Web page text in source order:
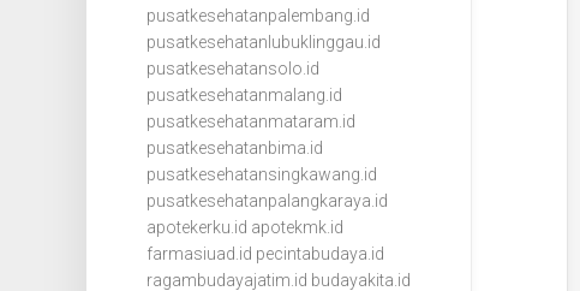
pusatkesehatanpalembang.id
pusatkesehatanlubuklinggau.id
pusatkesehatansolo.id
pusatkesehatanmalang.id
pusatkesehatanmataram.id
pusatkesehatanbima.id
pusatkesehatansingkawang.id
pusatkesehatanpalangkaraya.id
apotekerku.id apotekmk.id
farmasiuad.id pecintabudaya.id
ragambudayajatim.id budayakita.id